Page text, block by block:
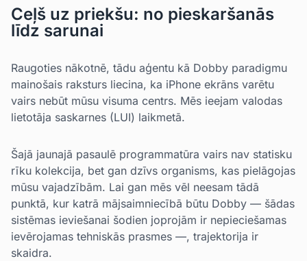
Ceļš uz priekšu: no pieskaršanās
līdz sarunai
Raugoties nākotnē, tādu aģentu kā Dobby paradigmu
mainošais raksturs liecina, ka iPhone ekrāns varētu
vairs nebūt mūsu visuma centrs. Mēs ieejam valodas
lietotāja saskarnes (LUI) laikmetā.
Šajā jaunajā pasaulē programmatūra vairs nav statisku
rīku kolekcija, bet gan dzīvs organisms, kas pielāgojas
mūsu vajadzībām. Lai gan mēs vēl neesam tādā
punktā, kur katrā mājsaimniecībā būtu Dobby — šādas
sistēmas ieviešanai šodien joprojām ir nepieciešamas
ievērojamas tehniskās prasmes —, trajektorija ir
skaidra.